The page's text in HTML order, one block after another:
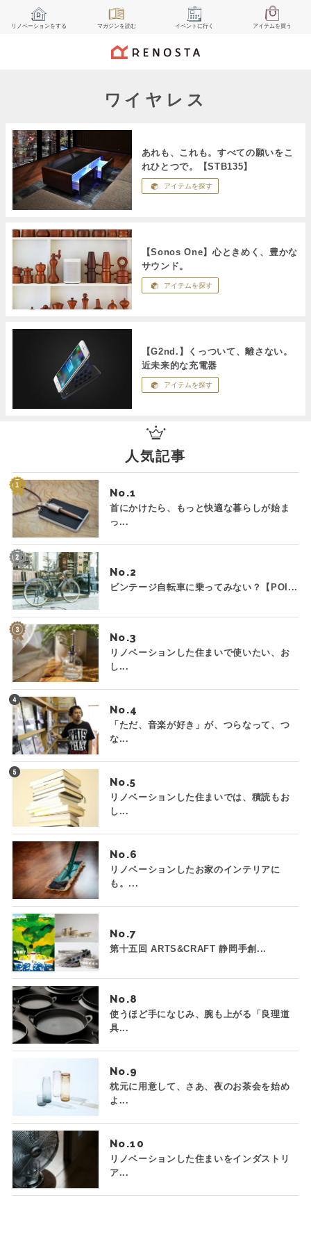
リノベーションをする マガジンを読む イベント に行く アイテムを買う
ワイヤレス
あれも、これも。すべての願いをこ
れひとつで。【STB135】
アイテムを探す
【Sonos One】心ときめく、豊かな
サウンド。
アイテムを探す
【G2nd.】くっついて、離さない。
近未来的な充電器
アイテムを探す
人気記事
No.
首にかけたら、もっと快適な暮らしが始ま
っ...
No.
ビンテージ自転車に乗ってみない？【POI...
No.
リノベーションした住まいで使いたい、お
し...
No.
「ただ、音楽が好き」が、つらなって、つ
な...
No.
リノベーションした住まいでは、積読もお
し...
No.
リノベーションしたお家のインテリアに
も。...
No.
第十五回 ARTS&CRAFT 静岡手創...
No.
使うほど手になじみ、腕も上がる「良理道
具...
No.
枕元に用意して、さあ、夜のお茶会を始め
よ...
No.
リノベーションした住まいをインダストリ
ア...